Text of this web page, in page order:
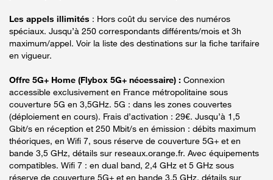
Les appels illimités : Hors coût du service des numéros
spéciaux. Jusqu’à 250 correspondants différents/mois et 3h
maximum/appel. Voir la liste des destinations sur la fiche tarifaire
en vigueur.
Offre 5G+ Home (Flybox 5G+ nécessaire) : Connexion
accessible exclusivement en France métropolitaine sous
couverture 5G en 3,5GHz. 5G : dans les zones couvertes
(déploiement en cours). Frais d’activation : 29€. Jusqu’à 1,5
Gbit/s en réception et 250 Mbit/s en émission : débits maximum
théoriques, en Wifi 7, sous réserve de couverture 5G+ et en
bande 3,5 GHz, détails sur reseaux.orange.fr. Avec équipements
compatibles. Wifi 7 : en dual band, 2,4 GHz et 5 GHz sous
réserve de couverture 5G+ et en bande 3,5 GHz, détails sur